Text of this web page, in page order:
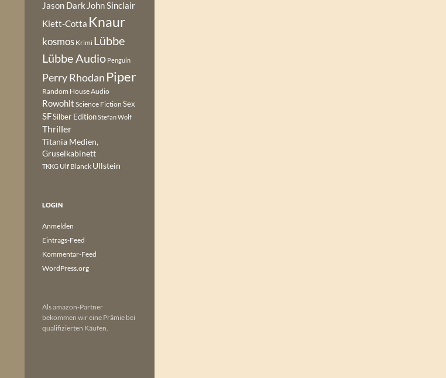
Jason Dark John Sinclair
Klett-Cotta Knaur
kosmos Krimi Lübbe
Lübbe Audio Penguin
Perry Rhodan Piper
Random House Audio
Rowohlt Science Fiction Sex
SFSilber EditionStefan Wolf
Thriller
Titania Medien,
Gruselkabinett
TKKG Ulf Blanck Ullstein
LOGIN
Anmelden
Eintrags-Feed
Kommentar-Feed
WordPress.org
Als amazon-Partner
bekommen wir eine Prämie bei
qualifizierten Käufen.